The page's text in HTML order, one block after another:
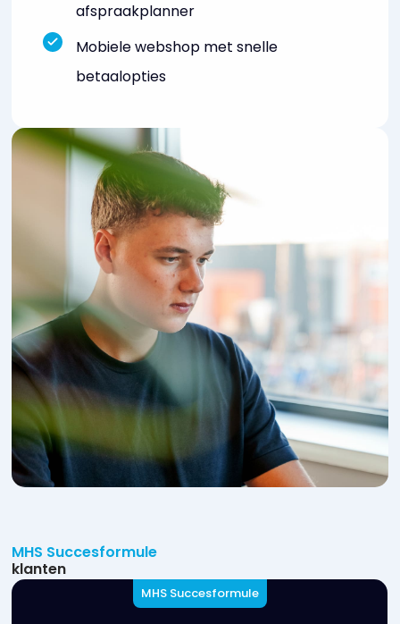
afspraakplanner
Mobiele webshop met snelle
betaalopties
MHS Succesformule
klanten
MHS Succesformule